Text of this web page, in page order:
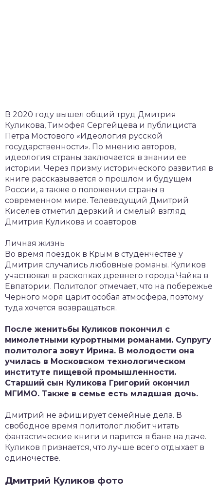
В 2020 году вышел общий труд Дмитрия
Куликова, Тимофея Сергейцева и публициста
Петра Мостового «Идеология русской
государственности». По мнению авторов,
идеология страны заключается в знании ее
истории. Через призму исторического развития в
книге рассказывается о прошлом и будущем
России, а также о положении страны в
современном мире. Телеведущий Дмитрий
Киселев отметил дерзкий и смелый взгляд
Дмитрия Куликова и соавторов.
Личная жизнь
Во время поездок в Крым в студенчестве у
Дмитрия случались любовные романы. Куликов
участвовал в раскопках древнего города Чайка в
Евпатории. Политолог отмечает, что на побережье
Черного моря царит особая атмосфера, поэтому
туда хочется возвращаться.
После женитьбы Куликов покончил с
мимолетными курортными романами. Супругу
политолога зовут Ирина. В молодости она
училась в Московском технологическом
институте пищевой промышленности.
Старший сын Куликова Григорий окончил
МГИМО. Также в семье есть младшая дочь.
Дмитрий не афиширует семейные дела. В
свободное время политолог любит читать
фантастические книги и парится в бане на даче.
Куликов признается, что лучше всего отдыхает в
одиночестве.
Дмитрий Куликов фото